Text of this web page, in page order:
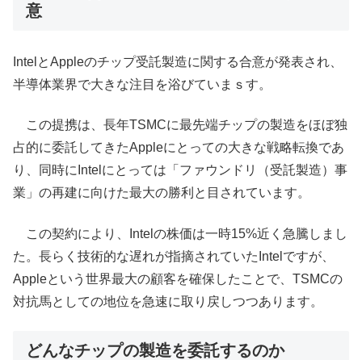
意
IntelとAppleのチップ受託製造に関する合意が発表され、
半導体業界で大きな注目を浴びていまｓす。
この提携は、長年TSMCに最先端チップの製造をほぼ独
占的に委託してきたAppleにとっての大きな戦略転換であ
り、同時にIntelにとっては「ファウンドリ（受託製造）事
業」の再建に向けた最大の勝利と目されています。
この契約により、Intelの株価は一時15%近く急騰しまし
た。長らく技術的な遅れが指摘されていたIntelですが、
Appleという世界最大の顧客を確保したことで、TSMCの
対抗馬としての地位を急速に取り戻しつつあります。
どんなチップの製造を委託するのか